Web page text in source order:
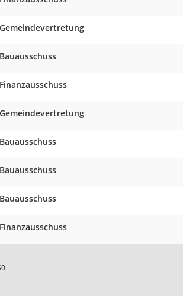
Gemeindevertretung
Bauausschuss
Finanzausschuss
Gemeindevertretung
Bauausschuss
Bauausschuss
Bauausschuss
Finanzausschuss